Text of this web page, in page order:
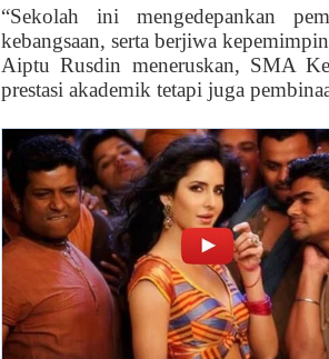
“Sekolah ini mengedepankan
kebangsaan, serta berjiwa
Aiptu Rusdin meneruskan, SMA
prestasi akademik tetapi juga